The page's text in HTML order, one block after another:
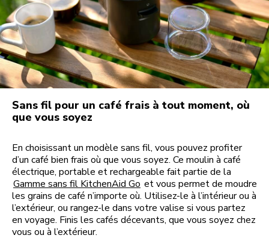
Sans fil pour un café frais à tout moment, où
que vous soyez
En choisissant un modèle sans fil, vous pouvez profiter
d’un café bien frais où que vous soyez. Ce moulin à café
électrique, portable et rechargeable fait partie de la
Gamme sans fil KitchenAid Go et vous permet de moudre
les grains de café n’importe où. Utilisez-le à l’intérieur ou à
l’extérieur, ou rangez-le dans votre valise si vous partez
en voyage. Finis les cafés décevants, que vous soyez chez
vous ou à l’extérieur.